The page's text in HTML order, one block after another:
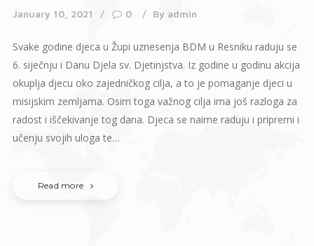
January 10, 2021 0 By admin
Svake godine djeca u Župi uznesenja BDM u Resniku raduju se
6. siječnju i Danu Djela sv. Djetinjstva. Iz godine u godinu akcija
okuplja djecu oko zajedničkog cilja, a to je pomaganje djeci u
misijskim zemljama. Osim toga važnog cilja ima još razloga za
radost i iščekivanje tog dana. Djeca se naime raduju i pripremi i
učenju svojih uloga te…
Read more